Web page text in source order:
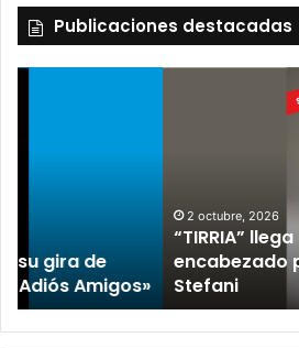
Publicaciones destacadas
“TIRRIA” llega a Tandil con
encabezado por Capusotto,
Stefani